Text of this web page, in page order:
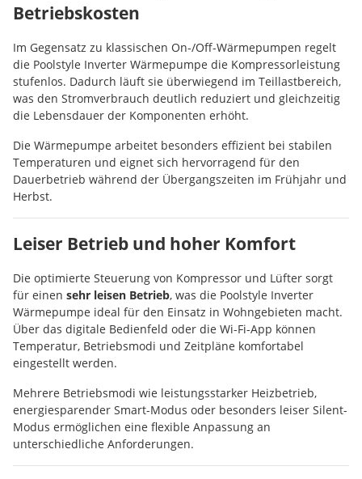
Betriebskosten
Im Gegensatz zu klassischen On-/Off-Wärmepumpen regelt
die Poolstyle Inverter Wärmepumpe die Kompressorleistung
stufenlos. Dadurch läuft sie überwiegend im Teillastbereich,
was den Stromverbrauch deutlich reduziert und gleichzeitig
die Lebensdauer der Komponenten erhöht.
Die Wärmepumpe arbeitet besonders effizient bei stabilen
Temperaturen und eignet sich hervorragend für den
Dauerbetrieb während der Übergangszeiten im Frühjahr und
Herbst.
Leiser Betrieb und hoher Komfort
Die optimierte Steuerung von Kompressor und Lüfter sorgt
für einen sehr leisen Betrieb, was die Poolstyle Inverter
Wärmepumpe ideal für den Einsatz in Wohngebieten macht.
Über das digitale Bedienfeld oder die Wi-Fi-App können
Temperatur, Betriebsmodi und Zeitpläne komfortabel
eingestellt werden.
Mehrere Betriebsmodi wie leistungsstarker Heizbetrieb,
energiesparender Smart-Modus oder besonders leiser Silent-
Modus ermöglichen eine flexible Anpassung an
unterschiedliche Anforderungen.